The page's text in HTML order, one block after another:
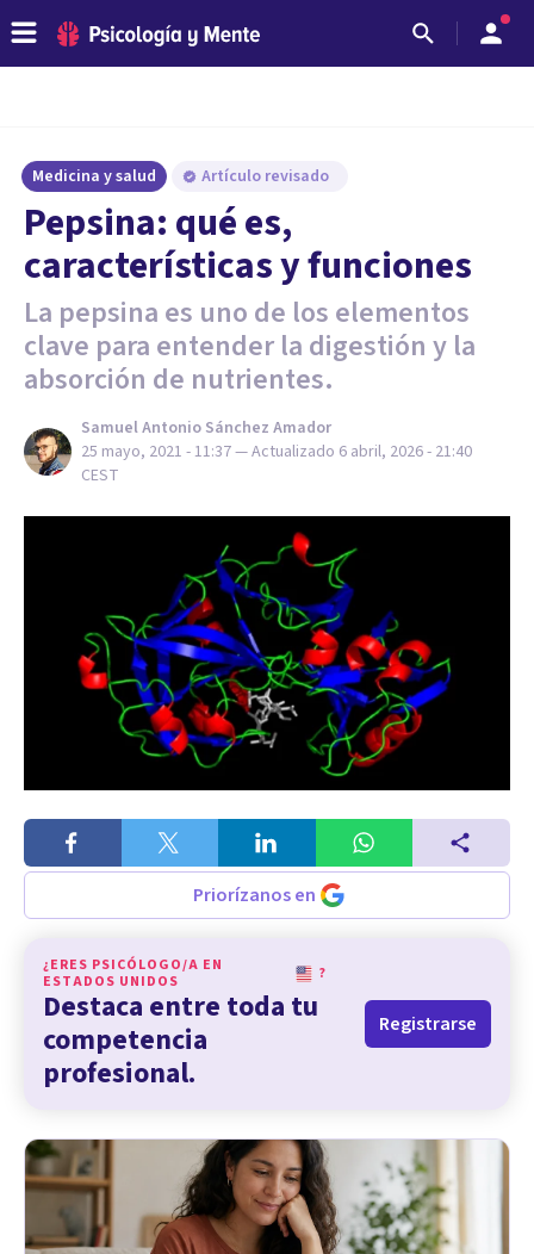
Medicina y salud Artículo revisado
Pepsina: qué es,
características y funciones
La pepsina es uno de los elementos
clave para entender la digestión y la
absorción de nutrientes.
Samuel Antonio Sánchez Amador
25 mayo, 2021 - 11:37— Actualizado 6 abril, 2026 - 21:40
CEST
Priorízanos en
¿ERES PSICÓLOGO/A EN
ESTADOS UNIDOS
?
Destaca entre toda tu
competencia
profesional.
Registrarse